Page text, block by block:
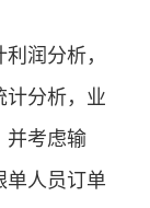
润分析，
计分析，业
并考虑输
单人员订单